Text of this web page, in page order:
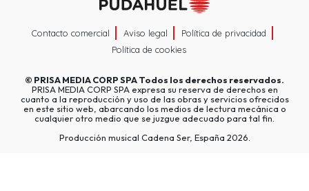
Contacto comercial Aviso legal
Política de privacidad
Política de cookies
© PRISA MEDIA CORP SPATodos los derechos reservados.
PRISA MEDIA CORP SPA expresa su reserva de derechos en
cuanto a la reproducción y uso de las obras y servicios ofrecidos
en este sitio web, abarcando los medios de lectura mecánica o
cualquier otro medio que se juzgue adecuado para tal fin.
Producción musical Cadena Ser, España 2026.